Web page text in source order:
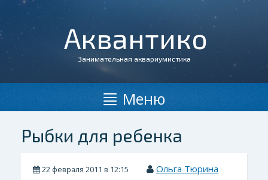
Аквантико
Занимательная аквариумистика
Меню
Рыбки для ребенка
22 февраля 2011 в 12:15 Ольга Тюрина